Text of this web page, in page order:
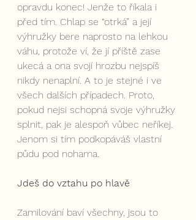
opravdu konec! Jenže to říkala i
před tím. Chlap se “otrká” a její
výhružky bere naprosto na lehkou
váhu, protože ví, že jí příště zase
ukecá a ona svojí hrozbu nejspíš
nikdy nenaplní. A to je stejné i ve
všech dalších případech. Proto,
pokud nejsi schopná svoje výhružky
splnit, pak je alespoň vůbec neříkej.
Jenom si tím podkopáváš vlastní
půdu pod nohama.
Jdeš do vztahu po hlavě
Zamilování baví všechny, jsou to